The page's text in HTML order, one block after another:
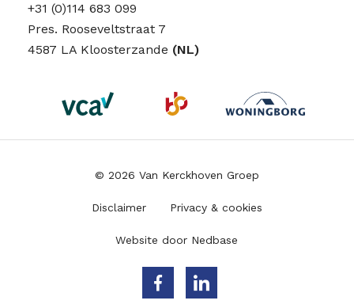
+31 (0)114 683 099
Pres. Rooseveltstraat 7
4587 LA Kloosterzande (NL)
© 2026 Van Kerckhoven Groep
Disclaimer Privacy & cookies
Website door Nedbase